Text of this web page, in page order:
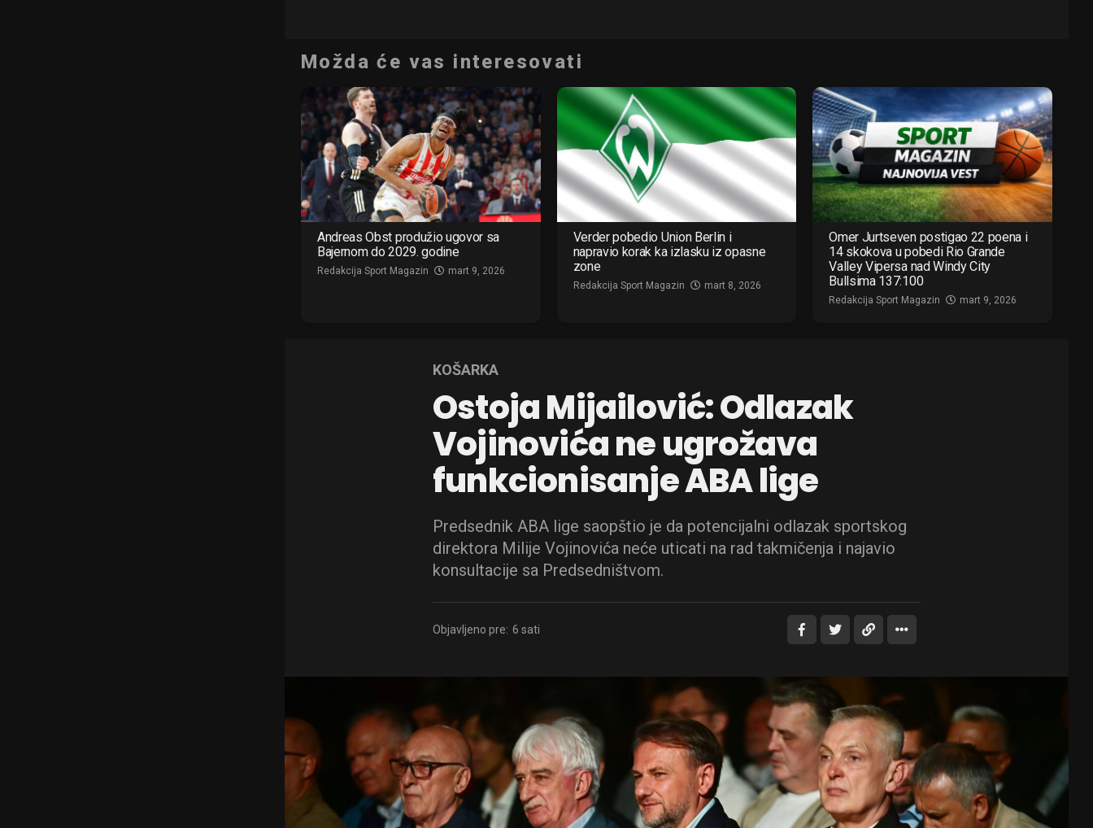
Možda će vas interesovati
Andreas Obst produžio ugovor sa
Bajernom do 2029. godine
Redakcija Sport Magazin mart 9, 2026
Verder pobedio Union Berlin i
napravio korak ka izlasku iz opasne
zone
Redakcija Sport Magazin mart 8, 2026
Omer Jurtseven postigao 22 poena i
14 skokova u pobedi Rio Grande
Valley Vipersa nad Windy City
Bullsima 137:100
Redakcija Sport Magazin mart 9, 2026
KOŠARKA
Ostoja Mijailović: Odlazak
Vojinovića ne ugrožava
funkcionisanje ABA lige
Predsednik ABA lige saopštio je da potencijalni odlazak sportskog
direktora Milije Vojinovića neće uticati na rad takmičenja i najavio
konsultacije sa Predsedništvom.
Objavljeno pre: 6 sati